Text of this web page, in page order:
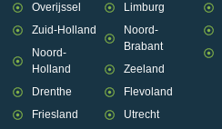
Overijssel
Zuid-Holland
Noord-
Holland
Drenthe
Friesland
Limburg
Noord-
Brabant
Zeeland
Flevoland
Utrecht